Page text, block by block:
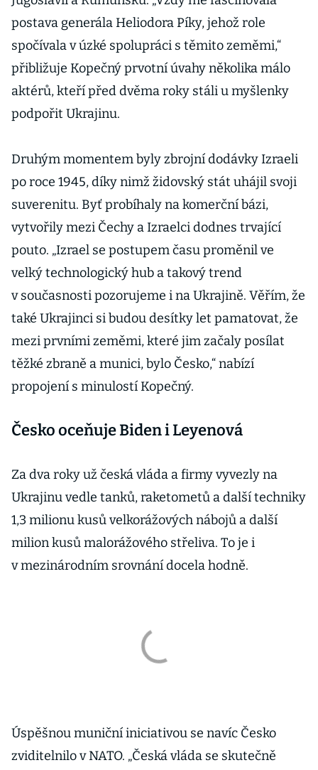
postava generála Heliodora Píky, jehož role
spočívala v úzké spolupráci s těmito zeměmi,“
přibližuje Kopečný prvotní úvahy několika málo
aktérů, kteří před dvěma roky stáli u myšlenky
podpořit Ukrajinu.
Druhým momentem byly zbrojní dodávky Izraeli
po roce 1945, díky nimž židovský stát uhájil svoji
suverenitu. Byť probíhaly na komerční bázi,
vytvořily mezi Čechy a Izraelci dodnes trvající
pouto. „Izrael se postupem času proměnil ve
velký technologický hub a takový trend
v současnosti pozorujeme i na Ukrajině. Věřím, že
také Ukrajinci si budou desítky let pamatovat, že
mezi prvními zeměmi, které jim začaly posílat
těžké zbraně a munici, bylo Česko,“ nabízí
propojení s minulostí Kopečný.
Česko oceňuje Biden i Leyenová
Za dva roky už česká vláda a firmy vyvezly na
Ukrajinu vedle tanků, raketometů a další techniky
1,3 milionu kusů velkorážových nábojů a další
milion kusů malorážového střeliva. To je i
v mezinárodním srovnání docela hodně.
Úspěšnou muniční iniciativou se navíc Česko
zviditelnilo v NATO. „Česká vláda se skutečně